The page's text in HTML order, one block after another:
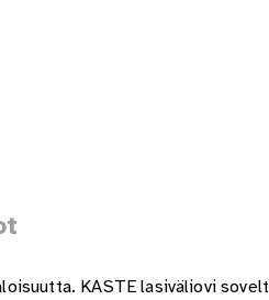
KASTE lasiväliovi